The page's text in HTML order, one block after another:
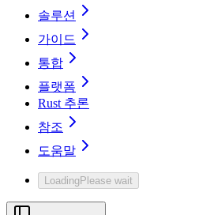
솔루션
가이드
통합
플랫폼
Rust 추론
참조
도움말
LoadingPlease wait